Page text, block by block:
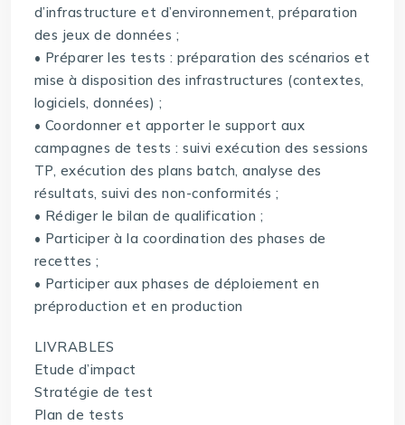
d’infrastructure et d’environnement, préparation
des jeux de données ;
• Préparer les tests : préparation des scénarios et
mise à disposition des infrastructures (contextes,
logiciels, données) ;
• Coordonner et apporter le support aux
campagnes de tests : suivi exécution des sessions
TP, exécution des plans batch, analyse des
résultats, suivi des non-conformités ;
• Rédiger le bilan de qualification ;
• Participer à la coordination des phases de
recettes ;
• Participer aux phases de déploiement en
préproduction et en production
LIVRABLES
Etude d’impact
Stratégie de test
Plan de tests